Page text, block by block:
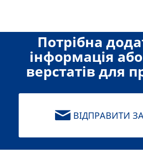
Потрібна
інформація або
верстатів для
ВІДПРАВИТИ